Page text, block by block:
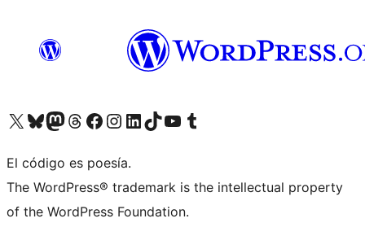
Visita nuestra cuenta de X (anteriormente Twitter)
Visita nuestra cuenta de Bluesky
Visita nuestra cuenta de Mastodon
Visita nuestra cuenta de Threads
Visita nuestra página de Facebook
Visita nuestra cuenta de Instagram
Visita nuestra cuenta de LinkedIn
Visita nuestra cuenta de TikTok
Visita nuestro canal de YouTube
Visita nuestra cuenta de Tumblr
El código es poesía.
The WordPress® trademark is the intellectual property
of the WordPress Foundation.